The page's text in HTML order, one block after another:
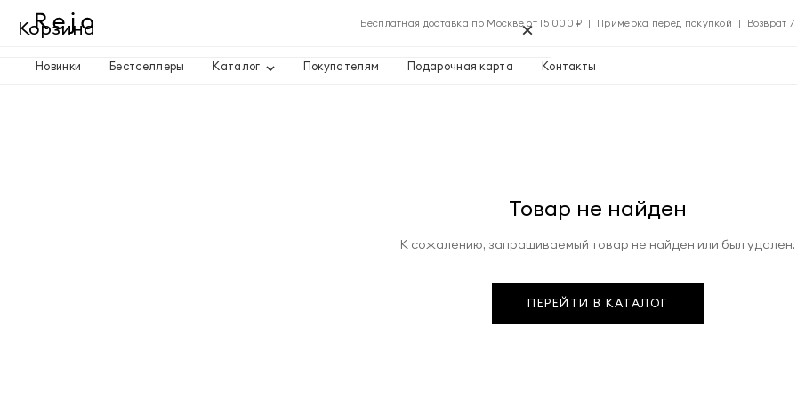
Бесплатная доставка по Москве от 15 000 ₽ | Примерка перед покупкой | Возврат 7
Новинки Бестселлеры Каталог Покупателям Подарочная карта Контакты
Товар не найден
К сожалению, запрашиваемый товар не найден или был удален.
ПЕРЕЙТИ В КАТАЛОГ
Корзина ×
Применить